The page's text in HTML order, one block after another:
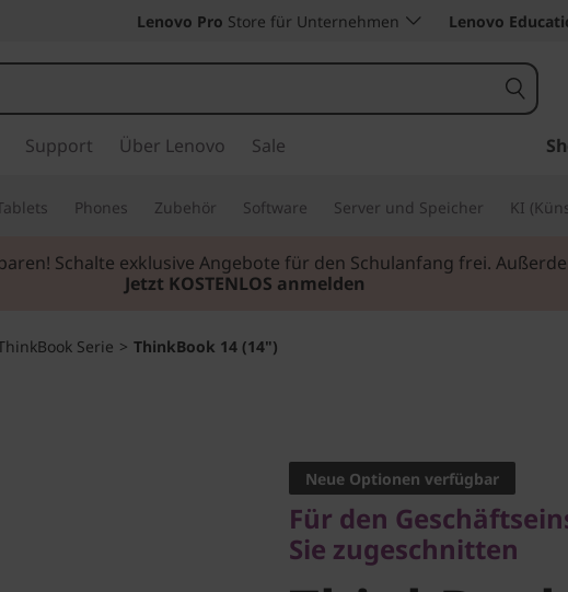
Lenovo Pro Store für Unternehmen Lenovo
Support Über Lenovo Sale
Phones Zubehör Software Server und Speicher KI
Schalte exklusive Angebote für den Schulanfang frei.
Jetzt KOSTENLOS anmelden
Serie > ThinkBook 14 (14")
Sie zugeschnitten
ThinkBook
Neue Optionen verfügbar
Für den
Sie zugeschnitten